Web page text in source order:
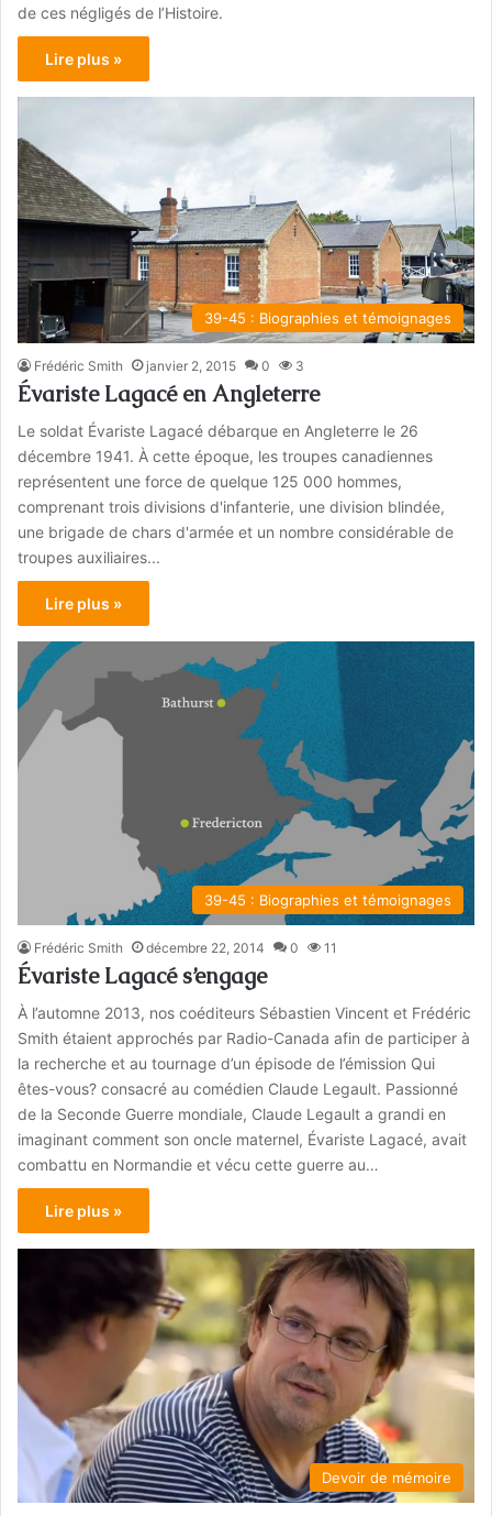
de ces négligés de l’Histoire.
Lire plus »
39-45 : Biographies et témoignages
Frédéric Smith janvier 2, 2015 0 3
Évariste Lagacé en Angleterre
Le soldat Évariste Lagacé débarque en Angleterre le 26
décembre 1941. À cette époque, les troupes canadiennes
représentent une force de quelque 125 000 hommes,
comprenant trois divisions d'infanterie, une division blindée,
une brigade de chars d'armée et un nombre considérable de
troupes auxiliaires...
Lire plus »
39-45 : Biographies et témoignages
Frédéric Smith décembre 22, 2014 0 11
Évariste Lagacé s’engage
À l’automne 2013, nos coéditeurs Sébastien Vincent et Frédéric
Smith étaient approchés par Radio-Canada afin de participer à
la recherche et au tournage d’un épisode de l’émission Qui
êtes-vous? consacré au comédien Claude Legault. Passionné
de la Seconde Guerre mondiale, Claude Legault a grandi en
imaginant comment son oncle maternel, Évariste Lagacé, avait
combattu en Normandie et vécu cette guerre au…
Lire plus »
Devoir de mémoire